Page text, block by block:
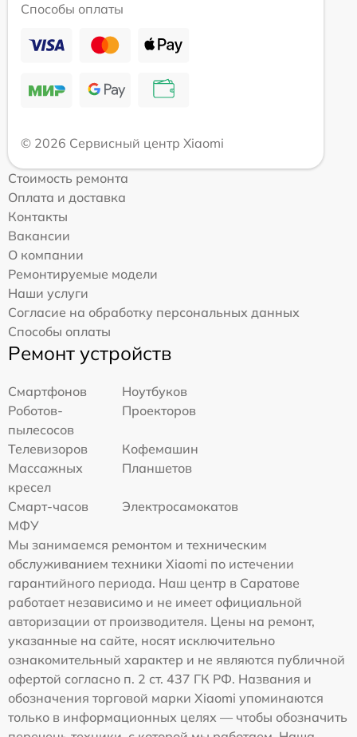
Способы оплаты
© 2026 Сервисный центр Xiaomi
Стоимость ремонта
Оплата и доставка
Контакты
Вакансии
О компании
Ремонтируемые модели
Наши услуги
Согласие на обработку персональных данных
Способы оплаты
Ремонт устройств
Смартфонов
Ноутбуков
Роботов-
пылесосов
Проекторов
Телевизоров
Кофемашин
Массажных
кресел
Планшетов
Смарт-часов
Электросамокатов
МФУ
Мы занимаемся ремонтом и техническим
обслуживанием техники Xiaomi по истечении
гарантийного периода. Наш центр в Саратове
работает независимо и не имеет официальной
авторизации от производителя. Цены на ремонт,
указанные на сайте, носят исключительно
ознакомительный характер и не являются публичной
офертой согласно п. 2 ст. 437 ГК РФ. Названия и
обозначения торговой марки Xiaomi упоминаются
только в информационных целях — чтобы обозначить